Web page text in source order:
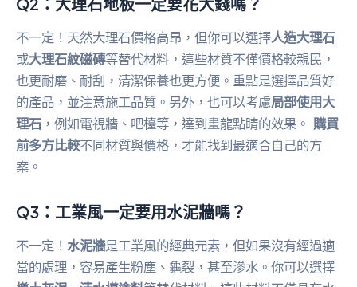
不一定！天然大理石價格高昂，但你可以選擇人造大理石
或大理石紋磁磚等替代材料，這些材質不僅價格較親民，
也更耐磨、耐刮，清潔保養也更方便。重點是選擇品質好
的產品，並注意施工品質。另外，也可以考慮局部使用大
理石 ，例如電視牆、吧檯等，達到畫龍點睛的效果。 購買
前多方比較不同材質與價格，才能找到最適合自己的方
案。
Q3：工業風一定要用水泥牆嗎？
不一定！ 水泥牆是工業風的經典元素，但如果沒有經過適
當的處理，容易產生粉塵、龜裂，甚至滲水。你可以選擇